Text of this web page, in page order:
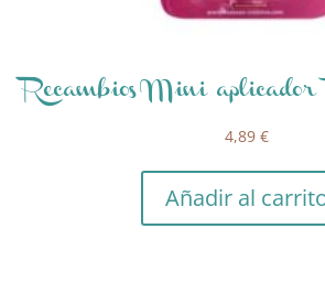
Recambios Mini aplicador
4,89 €
Añadir al